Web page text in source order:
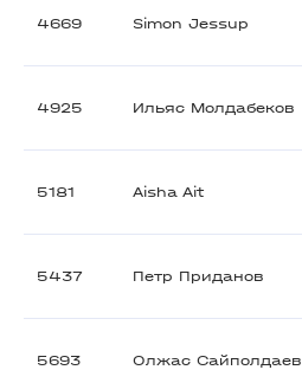
4669 Simon Jessup
4925 Ильяс Молдабеков
5181 Aisha Ait
5437 Петр Приданов
5693 Олжас Сайполдаев